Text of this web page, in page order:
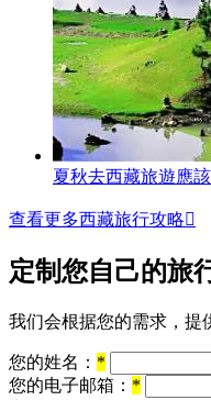
夏秋去西藏旅遊應
查看更多西藏旅行攻略
定制您自己的旅
我们会根据您的需求，提
您的姓名： *
您的电子邮箱： *